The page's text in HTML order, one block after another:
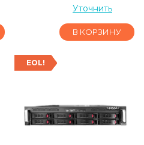
Уточнить
В КОРЗИНУ
EOL!